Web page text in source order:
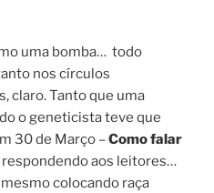
uma bomba… todo
nos círculos
claro. Tanto que uma
o geneticista teve que
30 de Março –Como falar
respondendo aos leitores…
colocando raça